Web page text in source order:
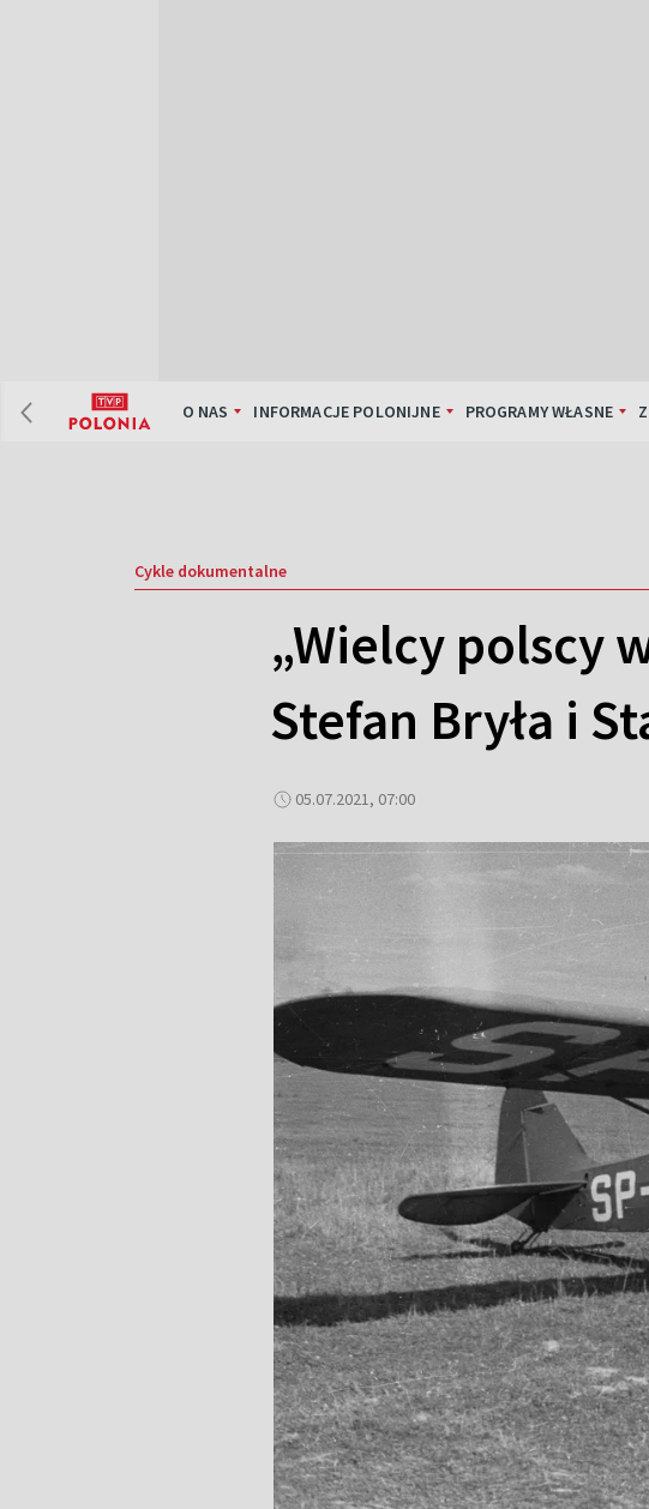
O NAS INFORMACJE POLONIJNE PROGRAMY WŁASNE
Cykle dokumentalne
„Wielcy polscy
Stefan Bryła i
05.07.2021, 07:00